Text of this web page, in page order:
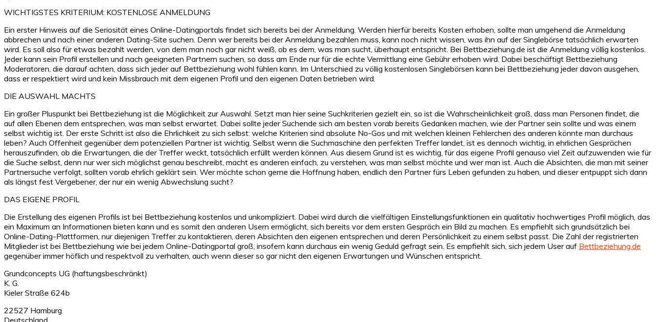
WICHTIGSTES KRITERIUM: KOSTENLOSE ANMELDUNG
Ein erster Hinweis auf die Seriosität eines Online-Datingportals findet sich bereits bei der Anmeldung. Werden hierfür bereits Kosten erhoben, sollte man umgehend die Anmeldung
abbrechen und nach einer anderen Dating-Site suchen. Denn wer bereits bei der Anmeldung bezahlen muss, kann noch nicht wissen, was ihn auf der Singlebörse tatsächlich erwarten
wird. Es soll also für etwas bezahlt werden, von dem man noch gar nicht weiß, ob es dem, was man sucht, überhaupt entspricht. Bei Bettbeziehung.de ist die Anmeldung völlig kostenlos.
Jeder kann sein Profil erstellen und nach geeigneten Partnern suchen, so dass am Ende nur für die echte Vermittlung eine Gebühr erhoben wird. Dabei beschäftigt Bettbeziehung
Moderatoren, die darauf achten, dass sich jeder auf Bettbeziehung wohl fühlen kann. Im Unterschied zu völlig kostenlosen Singlebörsen kann bei Bettbeziehung jeder davon ausgehen,
dass er respektiert wird und kein Missbrauch mit dem eigenen Profil und den eigenen Daten betrieben wird.
DIE AUSWAHL MACHTS
Ein großer Pluspunkt bei Bettbeziehung ist die Möglichkeit zur Auswahl. Setzt man hier seine Suchkriterien gezielt ein, so ist die Wahrscheinlichkeit groß, dass man Personen findet, die
auf allen Ebenen dem entsprechen, was man selbst erwartet. Dabei sollte jeder Suchende sich am besten vorab bereits Gedanken machen, wie der Partner sein sollte und was einem
selbst wichtig ist. Der erste Schritt ist also die Ehrlichkeit zu sich selbst: welche Kriterien sind absolute No-Gos und mit welchen kleinen Fehlerchen des anderen könnte man durchaus
leben? Auch Offenheit gegenüber dem potenziellen Partner ist wichtig. Selbst wenn die Suchmaschine den perfekten Treffer landet, ist es dennoch wichtig, in ehrlichen Gesprächen
herauszufinden, ob die Erwartungen, die der Treffer weckt, tatsächlich erfüllt werden können. Aus diesem Grund ist es wichtig, für das eigene Profil genauso viel Zeit aufzuwenden wie für
die Suche selbst, denn nur wer sich möglichst genau beschreibt, macht es anderen einfach, zu verstehen, was man selbst möchte und wer man ist. Auch die Absichten, die man mit seiner
Partnersuche verfolgt, sollten vorab ehrlich geklärt sein. Wer möchte schon gerne die Hoffnung haben, endlich den Partner fürs Leben gefunden zu haben, und dieser entpuppt sich dann
als längst fest Vergebener, der nur ein wenig Abwechslung sucht?
DAS EIGENE PROFIL
Die Erstellung des eigenen Profils ist bei Bettbeziehung kostenlos und unkompliziert. Dabei wird durch die vielfältigen Einstellungsfunktionen ein qualitativ hochwertiges Profil möglich, das
ein Maximum an Informationen bieten kann und es somit den anderen Usern ermöglicht, sich bereits vor dem ersten Gespräch ein Bild zu machen. Es empfiehlt sich grundsätzlich bei
Online-Dating-Plattformen, nur diejenigen Treffer zu kontaktieren, deren Absichten den eigenen entsprechen und deren Persönlichkeit zu einem selbst passt. Die Zahl der registrierten
Mitglieder ist bei Bettbeziehung wie bei jedem Online-Datingportal groß, insofern kann durchaus ein wenig Geduld gefragt sein. Es empfiehlt sich, sich jedem User auf Bettbeziehung.de
gegenüber immer höflich und respektvoll zu verhalten, auch wenn dieser so gar nicht den eigenen Erwartungen und Wünschen entspricht.
Grundconcepts UG (haftungsbeschränkt)
K. G.
Kieler Straße 624b
22527 Hamburg
Deutschland